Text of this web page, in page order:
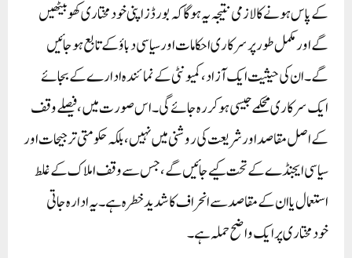
کے پاس ہونے کا لازمی نتیجہ یہ ہوگا کہ بورڈز اپنی خودمختاری کھو بیٹھیں
گے اور مکمل طور پر سرکاری احکامات اور سیاسی دباؤ کے تابع ہو جائیں
گے۔ ان کی حیثیت ایک آزاد، کمیونٹی کے نمائندہ ادارے کے بجائے
ایک سرکاری محکمے جیسی ہو کر رہ جائے گی۔ اس صورت میں، فیصلے وقف
کے اصل مقاصد اور شریعت کی روشنی میں نہیں، بلکہ حکومتی ترجیحات اور
سیاسی ایجنڈے کے تحت کیے جائیں گے، جس سے وقف املاک کے غلط
استعمال یا ان کے مقاصد سے انحراف کا شدید خطرہ ہے۔ یہ ادارہ جاتی
خودمختاری پر ایک واضح حملہ ہے۔